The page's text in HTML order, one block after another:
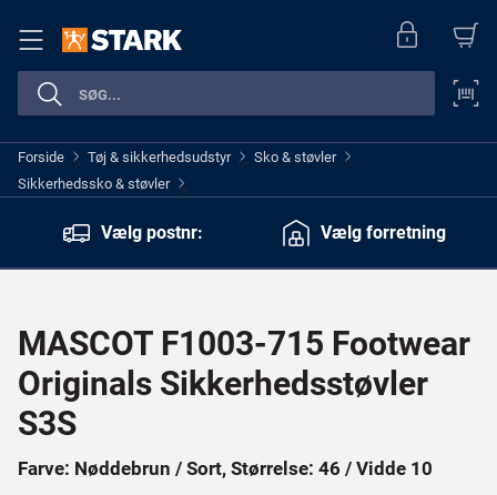
Forside > Tøj & sikkerhedsudstyr > Sko & støvler >
Sikkerhedssko & støvler >
Vælg postnr:
Vælg forretning
MASCOT F1003-715 Footwear
Originals Sikkerhedsstøvler
S3S
Farve: Nøddebrun / Sort, Størrelse: 46 / Vidde 10